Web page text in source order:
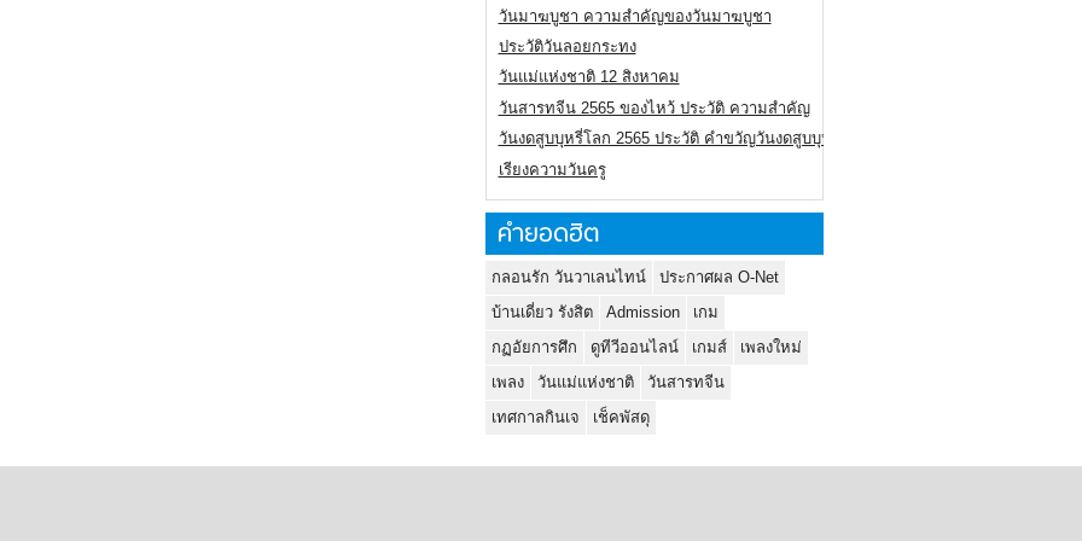
วันมาฆบูชา ความสำคัญของวันมาฆบูชา
ประวัติวันลอยกระทง
วันแม่แห่งชาติ 12 สิงหาคม
วันสารทจีน 2565 ของไหว้ ประวัติ ความสำคัญ
วันงดสูบบุหรี่โลก 2565 ประวัติ คำขวัญวันงดสูบบุหรี่โลก
เรียงความวันครู
คำยอดฮิต
กลอนรัก วันวาเลนไทน์
ประกาศผล O-Net
บ้านเดี่ยว รังสิต
Admission
เกม
กฏอัยการศึก
ดูทีวีออนไลน์ เกมส์
เพลงใหม่
เพลง
วันแม่แห่งชาติ
วันสารทจีน
เทศกาลกินเจ
เช็คพัสดุ